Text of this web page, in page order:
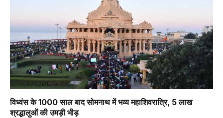
विध्वंस के 1000 साल बाद सोमनाथ में भव्य महाशिवरात्रि, 5 लाख
श्रद्धालुओं की उमड़ी भीड़